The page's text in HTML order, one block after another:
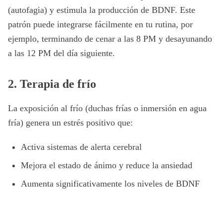
(autofagia) y estimula la producción de BDNF. Este
patrón puede integrarse fácilmente en tu rutina, por
ejemplo, terminando de cenar a las 8 PM y desayunando
a las 12 PM del día siguiente.
2. Terapia de frío
La exposición al frío (duchas frías o inmersión en agua
fría) genera un estrés positivo que:
Activa sistemas de alerta cerebral
Mejora el estado de ánimo y reduce la ansiedad
Aumenta significativamente los niveles de BDNF